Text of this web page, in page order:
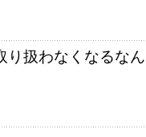
り扱わなくなるなん